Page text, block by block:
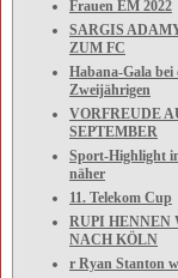
Frauen EM 2022
SARGIS
ZUM FC
Habana-Gala bei
Zweijährigen
VORFREUDE
SEPTEMBER
Sport-Highlight
näher
11. Telekom Cup
RUPI HENNEN
NACH KÖLN
r Ryan Stanton